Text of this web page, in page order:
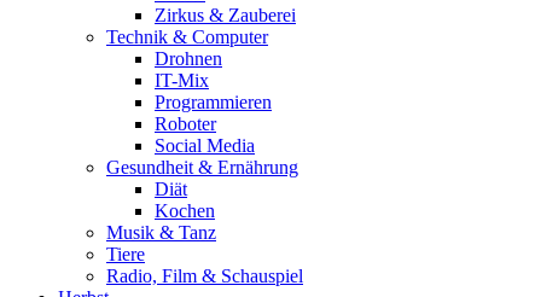
Zirkus & Zauberei
Technik & Computer
Drohnen
IT-Mix
Programmieren
Roboter
Social Media
Gesundheit & Ernährung
Diät
Kochen
Musik & Tanz
Tiere
Radio, Film & Schauspiel